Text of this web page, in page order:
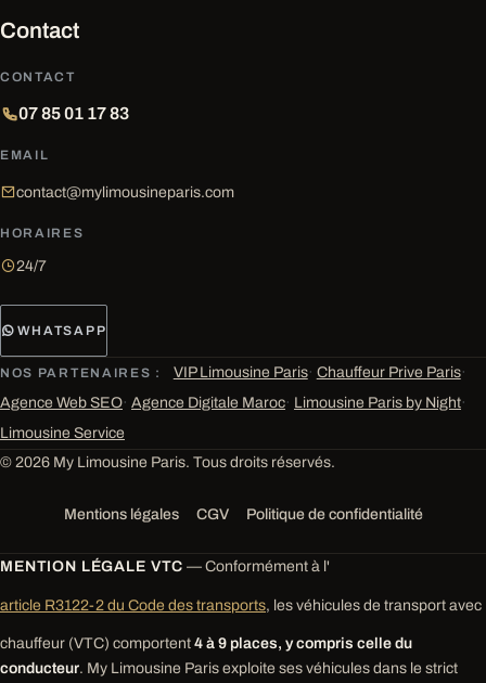
Contact
CONTACT
07 85 01 17 83
EMAIL
contact@mylimousineparis.com
HORAIRES
24/7
WHATSAPP
NOS PARTENAIRES : VIP Limousine Paris· Chauffeur Prive Paris·
Agence Web SEO· Agence Digitale Maroc· Limousine Paris by Night·
Limousine Service
© 2026 My Limousine Paris. Tous droits réservés.
Mentions légales CGV Politique de confidentialité
MENTION LÉGALE VTC — Conformément à l'
article R3122-2 du Code des transports, les véhicules de transport avec
chauffeur (VTC) comportent 4 à 9 places, y compris celle du
conducteur. My Limousine Paris exploite ses véhicules dans le strict